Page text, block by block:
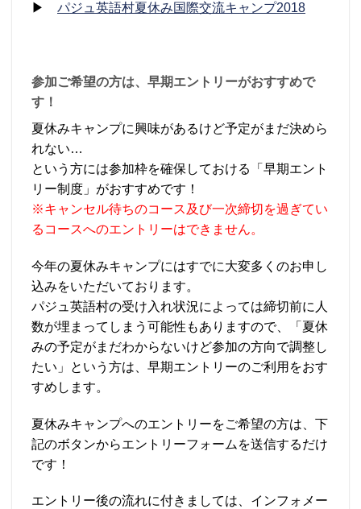
▶ パジュ英語村夏休み国際交流キャンプ2018
参加ご希望の方は、早期エントリーがおすすめで
す！
夏休みキャンプに興味があるけど予定がまだ決めら
れない…
という方には参加枠を確保しておける「早期エント
リー制度」がおすすめです！
※キャンセル待ちのコース及び一次締切を過ぎてい
るコースへのエントリーはできません。
今年の夏休みキャンプにはすでに大変多くのお申し
込みをいただいております。
パジュ英語村の受け入れ状況によっては締切前に人
数が埋まってしまう可能性もありますので、「夏休
みの予定がまだわからないけど参加の方向で調整し
たい」という方は、早期エントリーのご利用をおす
すめします。
夏休みキャンプへのエントリーをご希望の方は、下
記のボタンからエントリーフォームを送信するだけ
です！
エントリー後の流れに付きましては、インフォメー